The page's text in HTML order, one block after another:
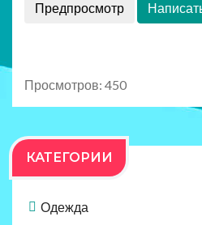
Просмотров: 450
КАТЕГОРИИ
Одежда